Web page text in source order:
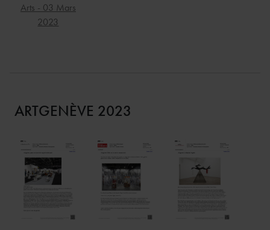
Arts - 03 Mars
2023
ARTGENÈVE 2023